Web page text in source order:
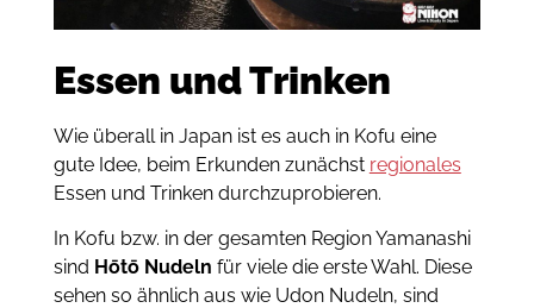
Essen und Trinken
Wie überall in Japan ist es auch in Kofu eine
gute Idee, beim Erkunden zunächst regionales
Essen und Trinken durchzuprobieren.
In Kofu bzw. in der gesamten Region Yamanashi
sind Hōtō Nudeln für viele die erste Wahl. Diese
sehen so ähnlich aus wie Udon Nudeln, sind